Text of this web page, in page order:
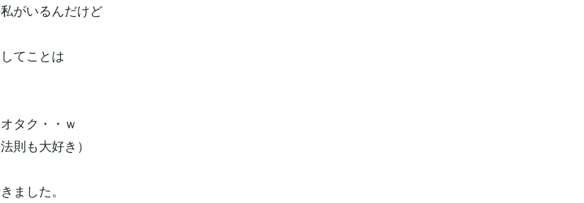
がいるんだけど
てことは
タク・・ｗ
則も大好き）
ました。